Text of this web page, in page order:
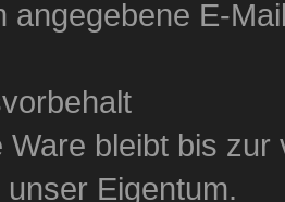
angegebene E-
Ware bleibt bis
Eigentum.